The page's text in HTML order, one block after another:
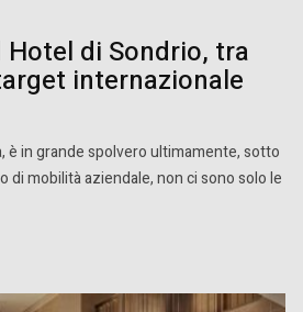
Hotel di Sondrio, tra
internazionale
è in grande spolvero ultimamente, sotto
di mobilità aziendale, non ci sono solo le